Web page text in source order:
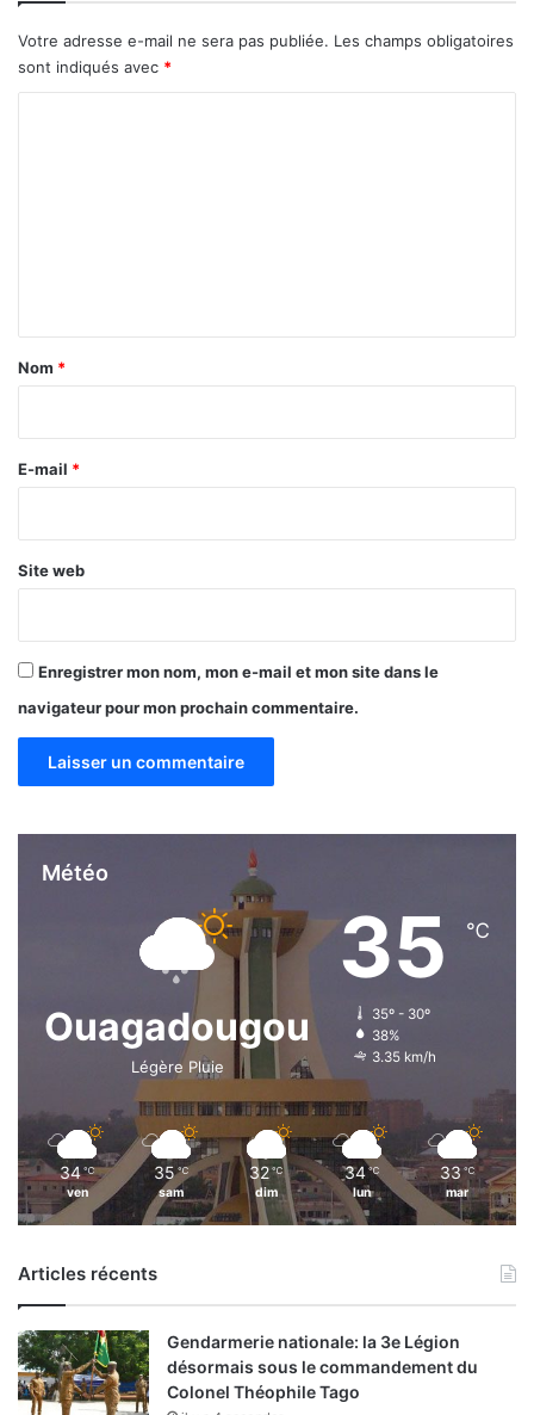
f
iVotre adresse e-mail ne sera pas publiée. Les champs obligatoires
sont indiqués avec *
a
e
Nom *
E-mail *
Site web
Enregistrer mon nom, mon e-mail et mon site dans le
navigateur pour mon prochain commentaire.
Météo
Ouagadougou
Légère Pluie
35 ℃
35º - 30º
38%
3.35 km/h
34 ℃
ven
35 ℃
sam
32 ℃
dim
34 ℃
lun
33 ℃
mar
Articles récents
Gendarmerie nationale: la 3e Légion
désormais sous le commandement du
Colonel Théophile Tago